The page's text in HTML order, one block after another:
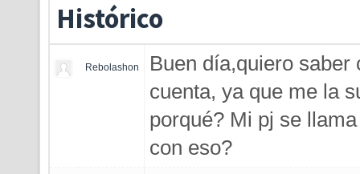
Histórico
Rebolashon
Buen día,quiero
cuenta, ya que me la
porqué? Mi pj se
con eso?